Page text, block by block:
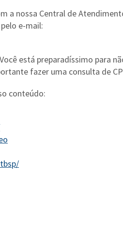
a nossa Central de
e-mail:
está preparadíssimo para
fazer uma consulta de
conteúdo: